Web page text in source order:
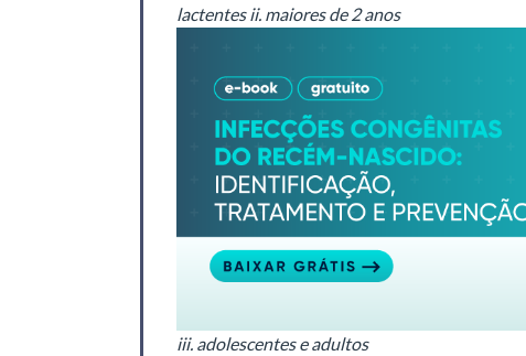
lactentesii. maiores de 2 anos
iii. adolescentes e adultos